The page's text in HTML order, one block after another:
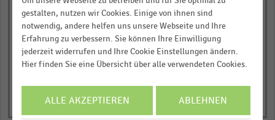
axis
displaying
Verkaufsfläche
© Handelsdaten 2026
End
interactive
chart
gestalten, nutzen wir Cookies. Einige von ihnen sind
notwendig, andere helfen uns unsere Webseite und Ihre
Erfahrung zu verbessern. Sie können Ihre Einwilligung
jederzeit widerrufen und Ihre Cookie Einstellungen ändern.
Hier finden Sie eine Übersicht über alle verwendeten Cookies.
ALLE AKZEPTIEREN ABLEHNEN